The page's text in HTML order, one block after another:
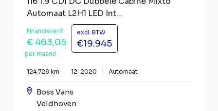
Automaat L2H1 LED Int...
Financieren?
€ 463,05
per maand
excl. BTW
€19.945
124.728 km 12-2020 Automaat
Boss Vans
Veldhoven